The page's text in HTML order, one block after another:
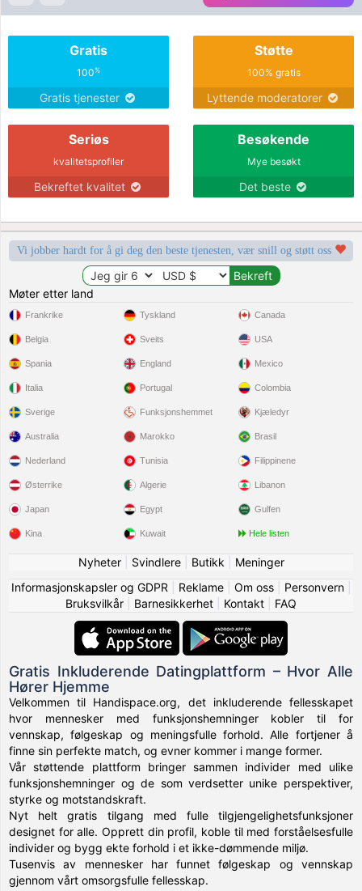
Gratis
100%
Gratis tjenester
Støtte
100% gratis
Lyttende moderatorer
Seriøs
kvalitetsprofiler
Bekreftet kvalitet
Besøkende
Mye besøkt
Det beste
Vi jobber hardt for å gi deg den beste tjenesten, vær snill og støtt oss
Møter etter land
Frankrike
Belgia
Spania
Italia
Sverige
Tyskland
Sveits
England
Portugal
Funksjonshemmet
Canada
USA
Mexico
Colombia
Kjæledyr
Australia
Nederland
Østerrike
Japan
Kina
Marokko
Tunisia
Algerie
Egypt
Kuwait
Brasil
Filippinene
Libanon
Gulfen
Hele listen
Nyheter| Svindlere| Butikk
Meninger
Informasjonskapsler og GDPR
Reklame| Om oss| Personvern|
Bruksvilkår
Barnesikkerhet Kontakt FAQ
Gratis Inkluderende Datingplattform – Hvor Alle
Hører Hjemme
Velkommen til Handispace.org, det inkluderende fellesskapet
hvor mennesker med funksjonshemninger kobler til for
vennskap, følgeskap og meningsfulle forhold. Alle fortjener å
finne sin perfekte match, og evner kommer i mange former.
Vår støttende plattform bringer sammen individer med ulike
funksjonshemninger og de som verdsetter unike perspektiver,
styrke og motstandskraft.
Nyt helt gratis tilgang med fulle tilgjengelighetsfunksjoner
designet for alle. Opprett din profil, koble til med forståelsesfulle
individer og bygg ekte forhold i et ikke-dømmende miljø.
Tusenvis av mennesker har funnet følgeskap og vennskap
gjennom vårt omsorgsfulle fellesskap.